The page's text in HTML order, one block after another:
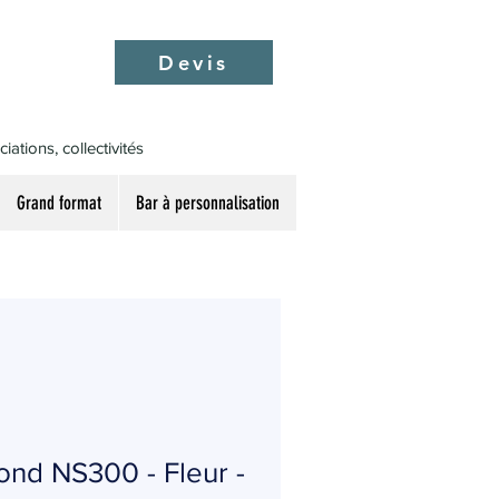
Devis
collectivités
Grand format Bar à personnalisation
NS300 - Fleur -